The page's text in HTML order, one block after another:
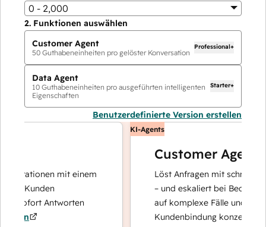
0 - 2,000
2. Funktionen auswählen
Customer Agent
50 Guthabeneinheiten pro gelöster Konversation
Professional+
Data Agent
10 Guthabeneinheiten pro ausgeführten intelligenten
Eigenschaften
Starter+
Benutzerdefinierte Version erstellen
mit einem
Kunden
Antworten
KI-Agents
Customer Agent
Löst Anfragen mit schnellen,
– und eskaliert bei Bedarf,
auf komplexe Fälle und den
Kundenbindung konzentrieren